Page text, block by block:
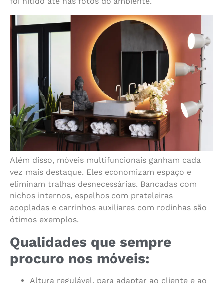
Além disso, móveis multifuncionais ganham cada
vez mais destaque. Eles economizam espaço e
eliminam tralhas desnecessárias. Bancadas com
nichos internos, espelhos com prateleiras
acopladas e carrinhos auxiliares com rodinhas são
ótimos exemplos.
Qualidades que sempre
procuro nos móveis:
Altura regulável, para adaptar ao cliente e ao